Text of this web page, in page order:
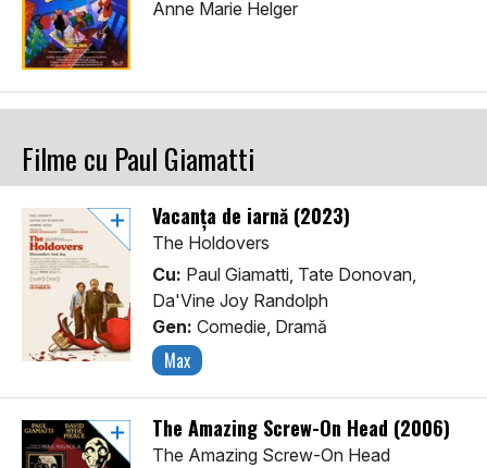
Anne Marie Helger
Filme cu Paul Giamatti
Vacanța de iarnă (2023)
The Holdovers
Cu: Paul Giamatti, Tate Donovan,
Da'Vine Joy Randolph
Gen: Comedie, Dramă
Max
The Amazing Screw-On Head (2006)
The Amazing Screw-On Head